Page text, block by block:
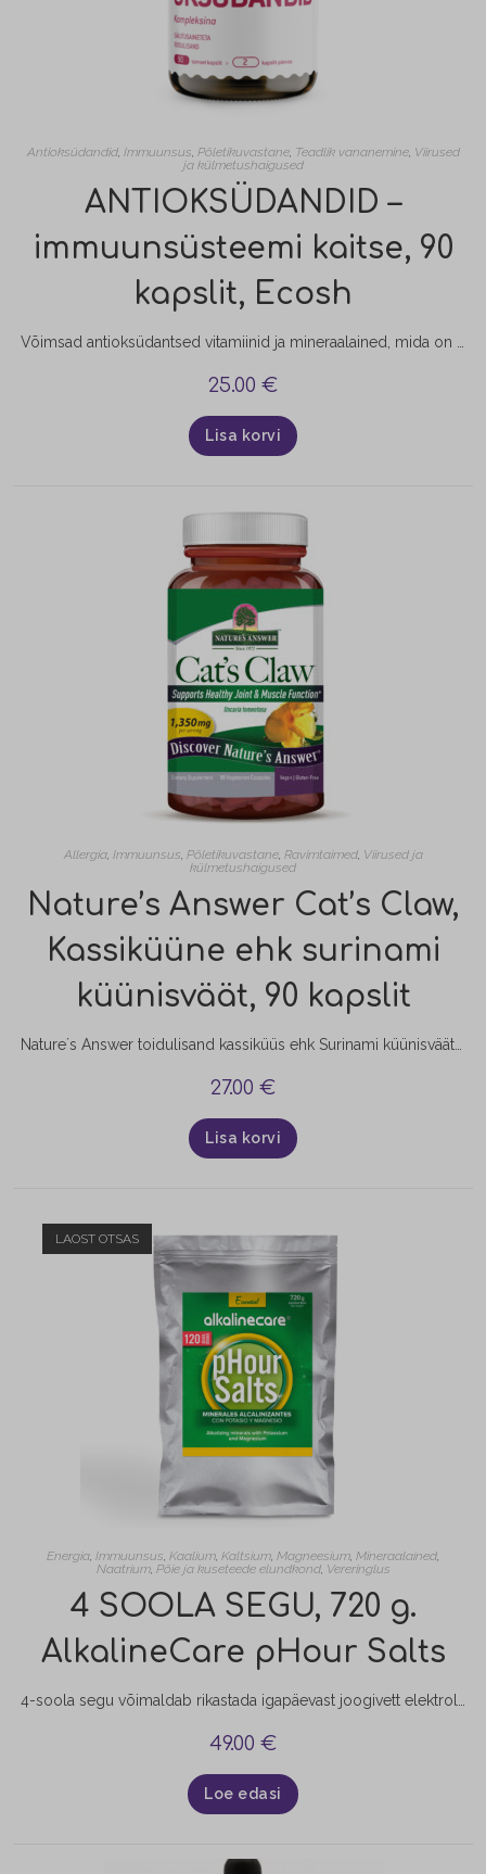
Antioksüdandid, Immuunsus, Põletikuvastane, Teadlik vananemine, Viirused
ja külmetushaigused
ANTIOKSÜDANDID –
immuunsüsteemi kaitse, 90
kapslit, Ecosh
Võimsad antioksüdantsed vitamiinid ja mineraalained, mida on hea tarvitada iseäranis just kevad-, sügis- ja talvisel perioodil immuunsüsteemi kaitseks. Vitamiinid A, C ja E ning mineraalained nagu tsink ja seleen aitavad kaasa normaalsele immuunsüsteemi talitlusele, vähendavad väsimust ja kurnatust ning säilitavad üldist energiat ja elujõudu.
25.00 €
Lisa korvi
Allergia, Immuunsus, Põletikuvastane, Ravimtaimed, Viirused ja
külmetushaigused
Nature’s Answer Cat’s Claw,
Kassiküüne ehk surinami
küünisväät, 90 kapslit
Nature´s Answer toidulisand kassiküüs ehk Surinami küünisväät (kapslid) on saadud puittaimest, Taim on saanud nime selle pika viinapuu otstest väljuvate suurte konksutaoliste okaste järgi, mis kohalike sõnul meenutavad jaaguari küünist. Kasutatakse taime juurt ja varre sisemist koort. Taime püsima jäämiseks kasutatakse sageli sisemist koort, et säästa viinapuu juurt. Oluline on pöörata tähelepanu kasutatavale kassiküünisele, kuna selle nimega võib viidata mitmele…
27.00 €
Lisa korvi
LAOST OTSAS
Energia, Immuunsus, Kaalium, Kaltsium, Magneesium, Mineraalained,
Naatrium, Põie ja kuseteede elundkond, Vereringlus
4 SOOLA SEGU, 720 g.
AlkalineCare pHour Salts
4-soola segu võimaldab rikastada igapäevast joogivett elektrolüütidega ning täiendada organismi mineraalainete varusid. Toote omadused: Sisaldab olulisi elektrolüüte (kaalium, magneesium, kaltsium, naatrium) Aitab kaasa elektrolüütide tasakaalu säilitamisele Toetab lihaste normaalset talitlust (magneesium, kaalium) Toetab normaalset energiavahetust ja aitab vähendada väsimust (magneesium) Aitab säilitada normaalset happe-aluse tasakaalu (mineraalainete roll organismis) Sobib kasutamiseks aktiivse eluviisi korral, eriti olukordades, kus organism vajab täiendavat mineraalide…
49.00 €
Loe edasi